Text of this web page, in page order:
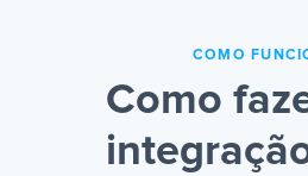
COMO
Como